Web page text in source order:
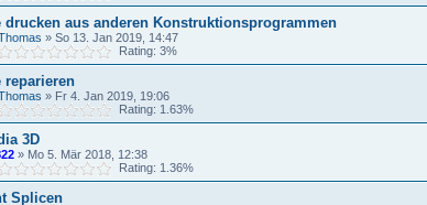
drucken aus anderen Konstruktionsprogrammen
» So 13. Jan 2019, 14:47
Rating: 3%
reparieren
» Fr 4. Jan 2019, 19:06
Rating: 1.63%
3D
» Mo 5. Mär 2018, 12:38
Rating: 1.36%
Splicen